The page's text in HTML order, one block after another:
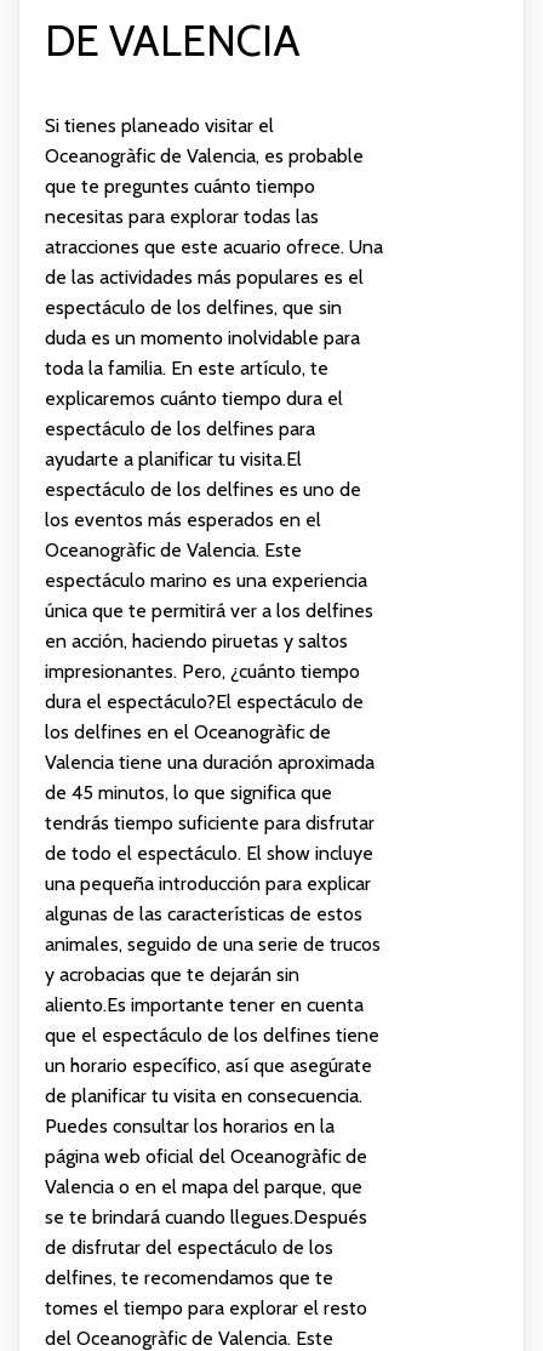
DE VALENCIA
Si tienes planeado visitar el
Oceanogràfic de Valencia, es probable
que te preguntes cuánto tiempo
necesitas para explorar todas las
atracciones que este acuario ofrece. Una
de las actividades más populares es el
espectáculo de los delfines, que sin
duda es un momento inolvidable para
toda la familia. En este artículo, te
explicaremos cuánto tiempo dura el
espectáculo de los delfines para
ayudarte a planificar tu visita.El
espectáculo de los delfines es uno de
los eventos más esperados en el
Oceanogràfic de Valencia. Este
espectáculo marino es una experiencia
única que te permitirá ver a los delfines
en acción, haciendo piruetas y saltos
impresionantes. Pero, ¿cuánto tiempo
dura el espectáculo?El espectáculo de
los delfines en el Oceanogràfic de
Valencia tiene una duración aproximada
de 45 minutos, lo que significa que
tendrás tiempo suficiente para disfrutar
de todo el espectáculo. El show incluye
una pequeña introducción para explicar
algunas de las características de estos
animales, seguido de una serie de trucos
y acrobacias que te dejarán sin
aliento.Es importante tener en cuenta
que el espectáculo de los delfines tiene
un horario específico, así que asegúrate
de planificar tu visita en consecuencia.
Puedes consultar los horarios en la
página web oficial del Oceanogràfic de
Valencia o en el mapa del parque, que
se te brindará cuando llegues.Después
de disfrutar del espectáculo de los
delfines, te recomendamos que te
tomes el tiempo para explorar el resto
del Oceanogràfic de Valencia. Este